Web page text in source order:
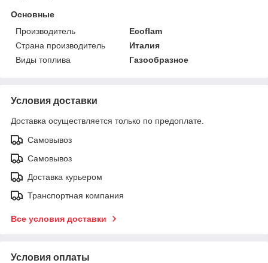
Основные
Производитель
Ecoflam
Страна производитель
Италия
Виды топлива
Газообразное
Условия доставки
Доставка осуществляется только по предоплате.
Самовывоз
Самовывоз
Доставка курьером
Транспортная компания
Все условия доставки
Условия оплаты